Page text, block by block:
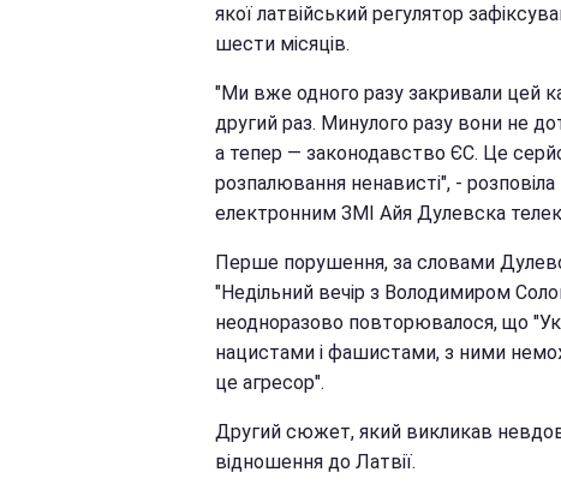
якої латвійський регулятор
шести місяців.
"Ми вже одного разу закривали цей
другий раз. Минулого разу вони не
а тепер — законодавство ЄС. Це
розпалювання ненависті", -
електронним ЗМІ Айя Дулевска
Перше порушення, за словами
"Недільний вечір з Володимиром
неодноразово повторювалося, що
нацистами і фашистами, з ними
це агресор".
Другий сюжет, який викликав
відношення до Латвії.